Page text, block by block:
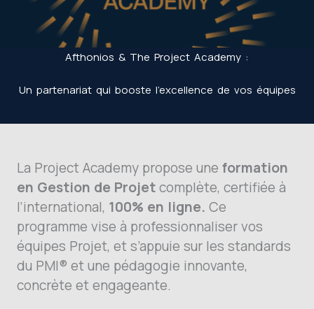
Afthonios & The Project Academy :
Un partenariat qui booste l’excellence de vos équipes
La Project Academy propose une formation
en Gestion de Projetcomplète, certifiée à
l’international, 100% en ligne. Ce
programme vise à professionnaliser vos
équipes Projet, et s’appuie sur les standards
du PMI® et une pédagogie innovante,
concrète et engageante.